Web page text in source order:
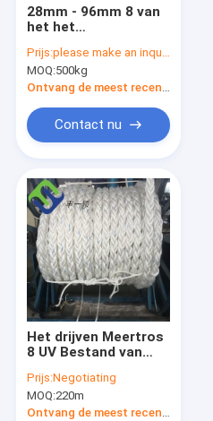
28mm - 96mm 8 van
het het
van de Bundelpp
Kabel de
Meertroslijnen
Prijs:please make an inquiry
MOQ:500kg
Contact nu
Het drijven Meertros
8 UV Bestand van
van de Bundelpp
Kabel
Prijs:Negotiating
MOQ:220m
Ontvang de meest recente Prijs